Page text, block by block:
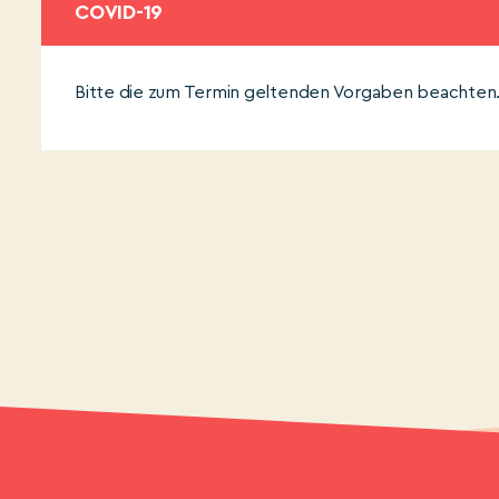
COVID-19
Bitte die zum Termin geltenden Vorgaben